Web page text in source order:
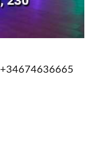
+34674636665